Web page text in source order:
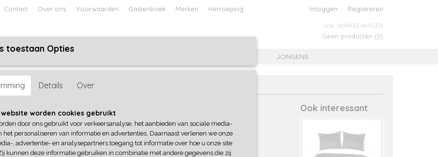
Contact Over ons Voorwaarden Gastenboek Merken Herroeping Inloggen Registreren
UW WINKELWAGEN
Geen producten (0)
JONGENS BABY JONGENS
Papillon
€ 49,95 (inclusief btw 21%)
✓Op voorraad
Ook interessant
toestaan Opties
Details Over
website worden cookies gebruikt
door ons gebruikt voor verkeersanalyse, het aanbieden van sociale media-
het personaliseren van informatie en advertenties. Daarnaast verlenen we onze
, advertentie- en analysepartners toegang tot informatie over hoe u onze site
kunnen deze informatie gebruiken in combinatie met andere gegevens die zij